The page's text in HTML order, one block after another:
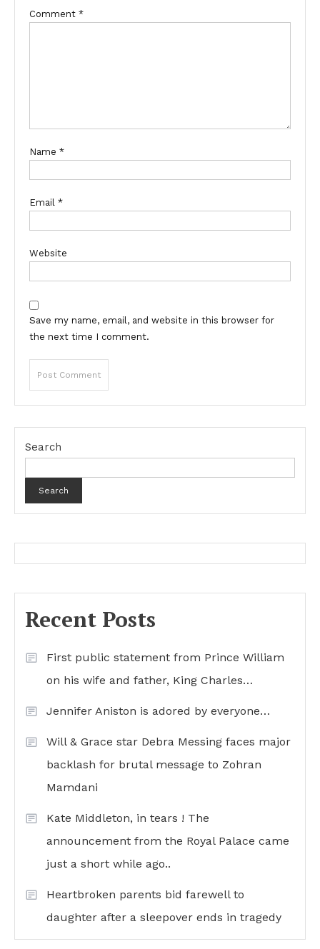
Comment *
Name *
Email *
Website
Save my name, email, and website in this browser for
the next time I comment.
Search
Search
Recent Posts
First public statement from Prince William
on his wife and father, King Charles…
Jennifer Aniston is adored by everyone…
Will & Grace star Debra Messing faces major
backlash for brutal message to Zohran
Mamdani
Kate Middleton, in tears ! The
announcement from the Royal Palace came
just a short while ago..
Heartbroken parents bid farewell to
daughter after a sleepover ends in tragedy